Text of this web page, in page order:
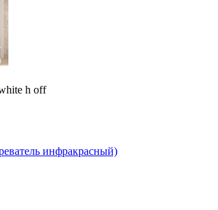
h off
инфракрасный)